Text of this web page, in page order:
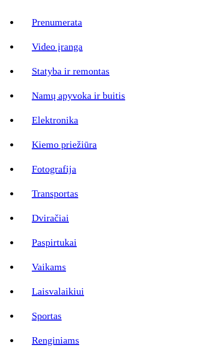
Prenumerata
Video įranga
Statyba ir remontas
Namų apyvoka ir buitis
Elektronika
Kiemo priežiūra
Fotografija
Transportas
Dviračiai
Paspirtukai
Vaikams
Laisvalaikiui
Sportas
Renginiams